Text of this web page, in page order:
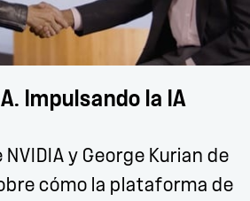
Impulsando la IA
y George Kurian de
cómo la plataforma de